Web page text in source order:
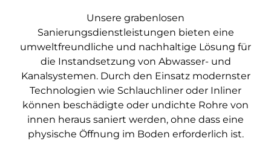
Unsere grabenlosen
Sanierungsdienstleistungen bieten eine
umweltfreundliche und nachhaltige Lösung für
die Instandsetzung von Abwasser- und
Kanalsystemen. Durch den Einsatz modernster
Technologien wie Schlauchliner oder Inliner
können beschädigte oder undichte Rohre von
innen heraus saniert werden, ohne dass eine
physische Öffnung im Boden erforderlich ist.